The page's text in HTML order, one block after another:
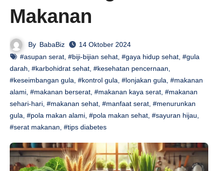
Makanan
By BabaBiz
14 Oktober 2024
#asupan serat, #biji-bijian sehat, #gaya hidup sehat, #gula
darah, #karbohidrat sehat, #kesehatan pencernaan,
#keseimbangan gula, #kontrol gula, #lonjakan gula, #makanan
alami, #makanan berserat, #makanan kaya serat, #makanan
sehari-hari, #makanan sehat, #manfaat serat, #menurunkan
gula, #pola makan alami, #pola makan sehat, #sayuran hijau,
#serat makanan, #tips diabetes